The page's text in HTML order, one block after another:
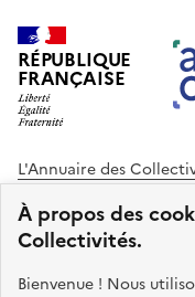
À propos des
Collectivités.
Bienvenue ! Nous
RÉPUBLIQUE
FRANÇAISE
L'Annuaire des
des Territoires
Cohésion des
est disponible en
avec le système de